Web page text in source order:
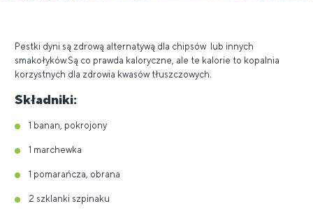
Pestki dyni są zdrową alternatywą dla chipsów lub innych
smakołyków.Są co prawda kaloryczne, ale te kalorie to kopalnia
korzystnych dla zdrowia kwasów tłuszczowych.
Składniki:
1 banan, pokrojony
1 marchewka
1 pomarańcza, obrana
2 szklanki szpinaku